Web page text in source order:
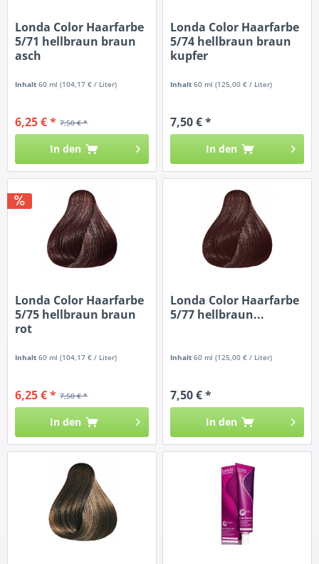
Londa Color Haarfarbe
5/71 hellbraun braun
asch
Inhalt60 ml(104,17 € / Liter)
7,50 € *
6,25 € *
In den
Londa Color Haarfarbe
5/74 hellbraun braun
kupfer
Inhalt60 ml(125,00 € / Liter)
7,50 € *
In den
Londa Color Haarfarbe
5/75 hellbraun braun
rot
Inhalt60 ml(104,17 € / Liter)
7,50 € *
6,25 € *
In den
Londa Color Haarfarbe
5/77 hellbraun...
Inhalt60 ml(125,00 € / Liter)
7,50 € *
In den